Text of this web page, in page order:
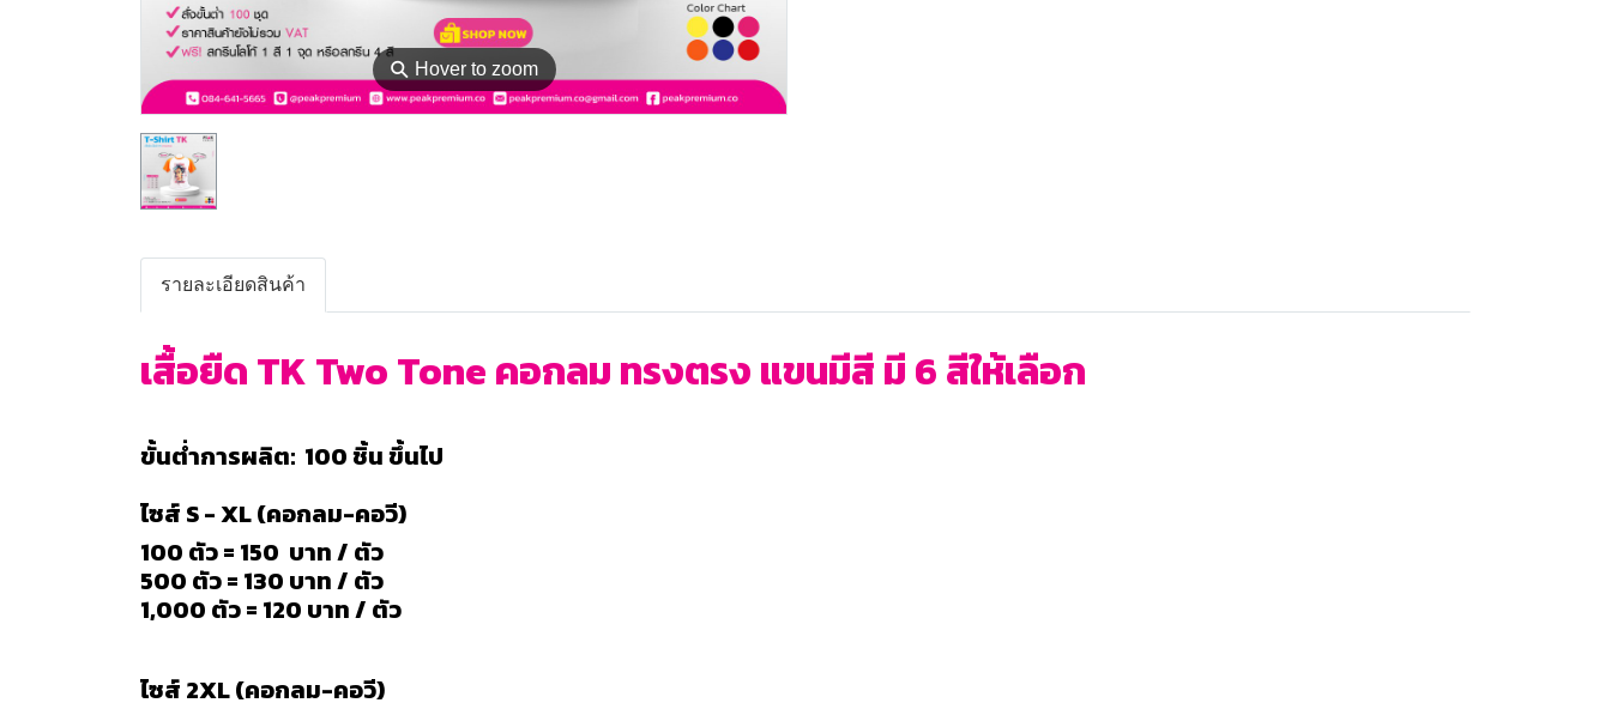
⚲ Hover to zoom
รายละเอียดสินค้า
เสื้อยืด TK Two Tone คอกลม ทรงตรง แขนมีสี มี 6 สีให้เลือก
ขั้นต่ำการผลิต: 100 ชิ้น ขึ้นไป
ไซส์ S - XL (คอกลม-คอวี)
100 ตัว = 150 บาท / ตัว
500 ตัว = 130 บาท / ตัว
1,000 ตัว = 120 บาท / ตัว
ไซส์ 2XL (คอกลม-คอวี)